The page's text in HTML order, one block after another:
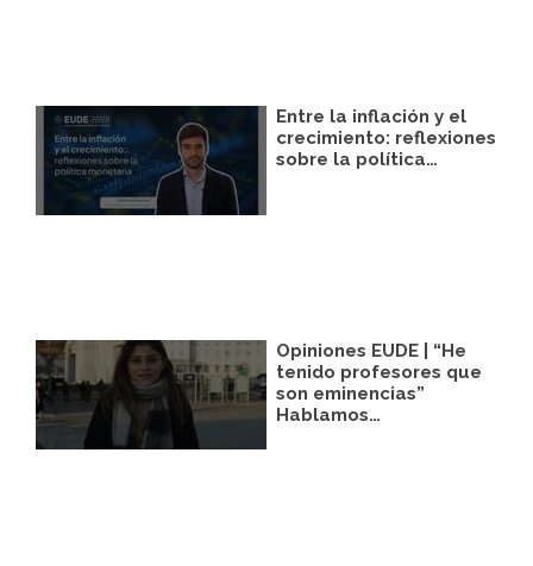
Entre la inflación y el
crecimiento: reflexiones
sobre la política…
Opiniones EUDE | “He
tenido profesores que
son eminencias”
Hablamos…